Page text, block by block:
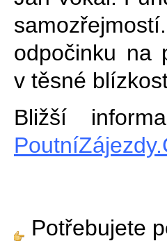
odpočinku na
v těsné
Bližší
Potřebujete